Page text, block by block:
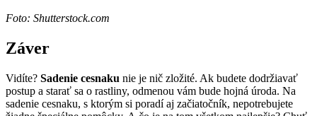
Foto: Shutterstock.com
Záver
Vidíte? Sadenie cesnaku nie je nič zložité. Ak budete dodržiavať
postup a starať sa o rastliny, odmenou vám bude hojná úroda. Na
sadenie cesnaku, s ktorým si poradí aj začiatočník, nepotrebujete